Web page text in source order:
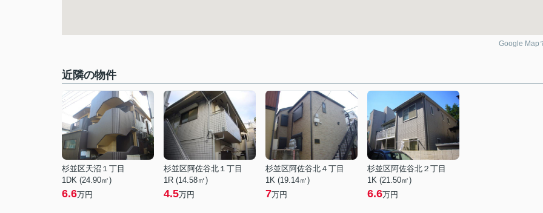
Google Map
近隣の物件
杉並区天沼１丁目
1DK (24.90㎡)
6.6万円
杉並区阿佐谷北１丁目
1R (14.58㎡)
4.5万円
杉並区阿佐谷北４丁目
1K (19.14㎡)
7万円
杉並区阿佐谷北２丁目
1K (21.50㎡)
6.6万円